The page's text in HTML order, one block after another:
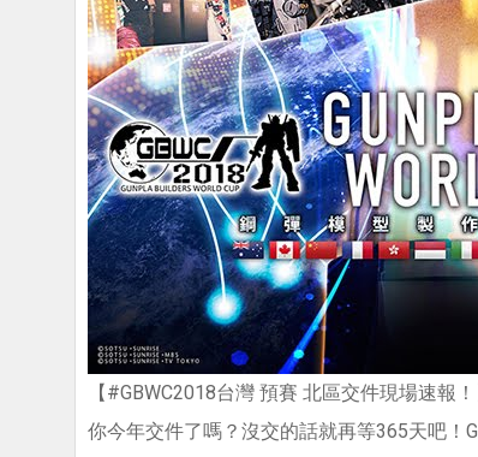
【#GBWC2018台灣 預賽 北區交件現場速報！
你今年交件了嗎？沒交的話就再等365天吧！